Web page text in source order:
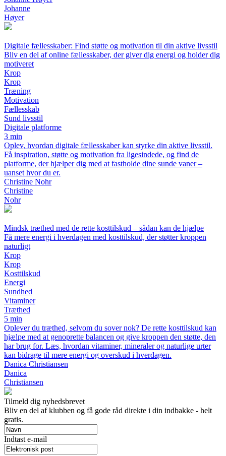
Johanne
Høyer
Digitale fællesskaber: Find støtte og motivation til din aktive livsstil
Bliv en del af online fællesskaber, der giver dig energi og holder dig
motiveret
Krop
Krop
Træning
Motivation
Fællesskab
Sund livsstil
Digitale platforme
3 min
Oplev, hvordan digitale fællesskaber kan styrke din aktive livsstil.
Få inspiration, støtte og motivation fra ligesindede, og find de
platforme, der hjælper dig med at fastholde dine sunde vaner –
uanset hvor du er.
Christine Nohr
Christine
Nohr
Mindsk træthed med de rette kosttilskud – sådan kan de hjælpe
Få mere energi i hverdagen med kosttilskud, der støtter kroppen
naturligt
Krop
Krop
Kosttilskud
Energi
Sundhed
Vitaminer
Træthed
5 min
Oplever du træthed, selvom du sover nok? De rette kosttilskud kan
hjælpe med at genoprette balancen og give kroppen den støtte, den
har brug for. Læs, hvordan vitaminer, mineraler og naturlige urter
kan bidrage til mere energi og overskud i hverdagen.
Danica Christiansen
Danica
Christiansen
Tilmeld dig nyhedsbrevet
Bliv en del af klubben og få gode råd direkte i din indbakke - helt
gratis.
Indtast e-mail